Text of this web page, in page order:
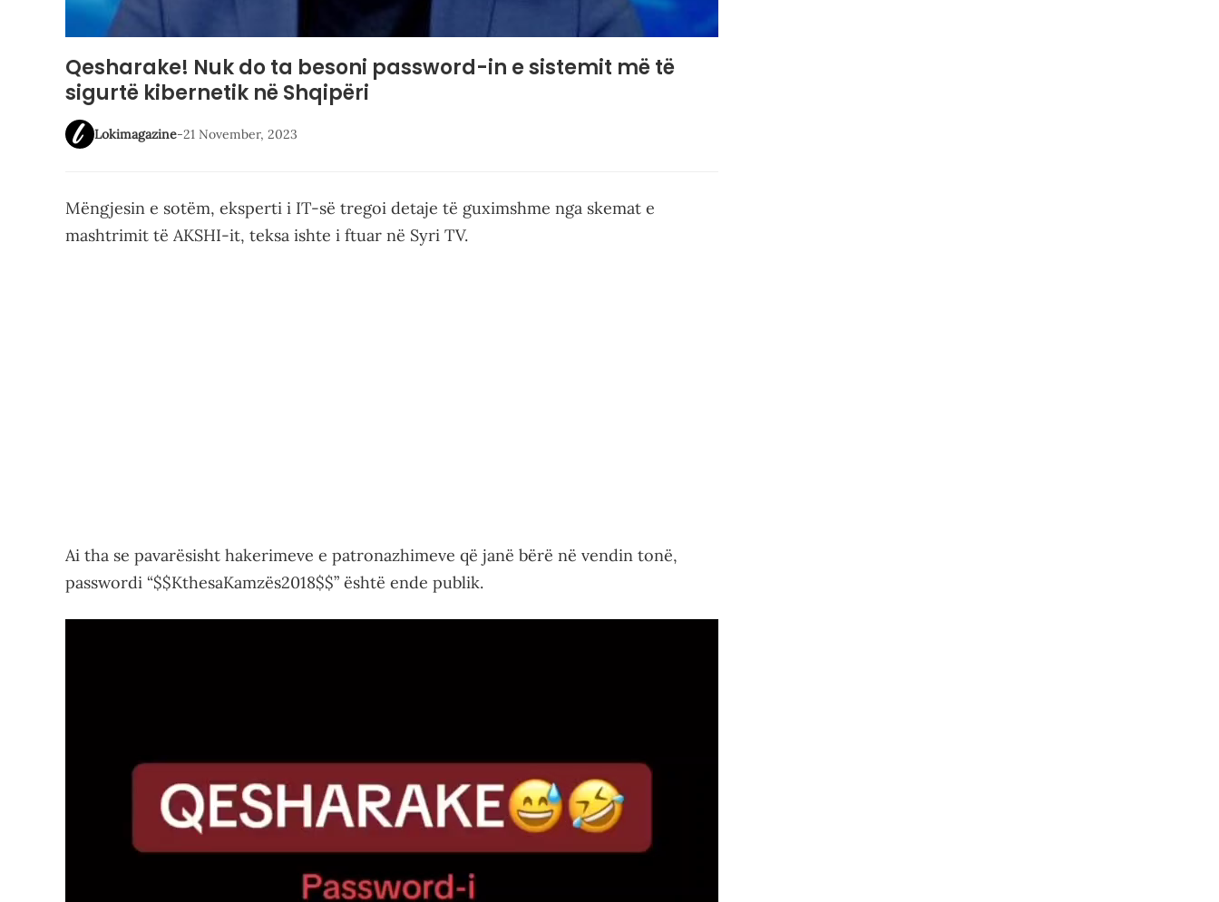
Qesharake! Nuk do ta besoni password-in e sistemit më të
sigurtë kibernetik në Shqipëri
Lokimagazine-21 November, 2023
Mëngjesin e sotëm, eksperti i IT-së tregoi detaje të guximshme nga skemat e
mashtrimit të AKSHI-it, teksa ishte i ftuar në Syri TV.
Ai tha se pavarësisht hakerimeve e patronazhimeve që janë bërë në vendin tonë,
passwordi “$$KthesaKamzës2018$$” është ende publik.